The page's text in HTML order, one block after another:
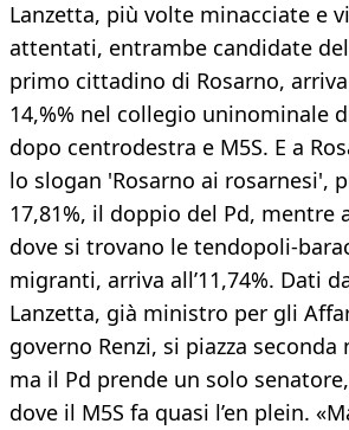
Lanzetta, più volte minacciate e
attentati, entrambe candidate
primo cittadino di Rosarno,
14,%% nel collegio uninominale
dopo centrodestra e M5S. E a
lo slogan 'Rosarno ai rosarnesi',
17,81%, il doppio del Pd, mentre
dove si trovano le tendopoli-
migranti, arriva all’11,74%. Dati
Lanzetta, già ministro per gli
governo Renzi, si piazza
ma il Pd prende un solo
dove il M5S fa quasi l’en plein.